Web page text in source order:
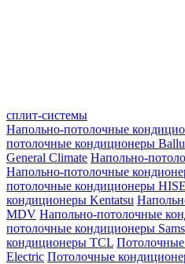
сплит-системы
Напольно-потолочные
потолочные кондиционеры Ballu
General Climate Напольно-
Напольно-потолочные
потолочные кондиционеры
кондиционеры Kentatsu
MDV Напольно-потолочные
потолочные кондиционеры
кондиционеры TCL
Electric Потолочные